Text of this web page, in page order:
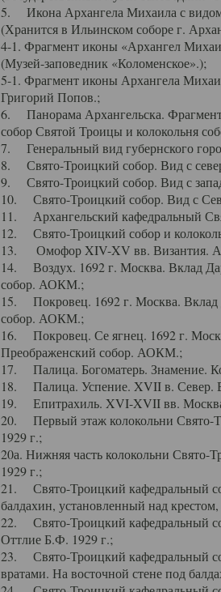
5. Икона Архангела Михаила с
(Хранится в Ильинском соборе г.
4-1. Фрагмент иконы «Архангел
(Музей-заповедник «Коломенское».);
5-1. Фрагмент иконы Архангела
Григорий Попов.;
6. Панорама Архангельска.
собор Святой Троицы и колокольня
7. Генеральный вид губернского
8. Свято-Троицкий собор. Вид с
9. Свято-Троицкий собор. Вид с
10. Свято-Троицкий собор. Вид с
11. Архангельский кафедральный
12. Свято-Троицкий собор и
13. Омофор XIV-XV вв. Византия.
14. Воздух. 1692 г. Москва. Вклад
собор. АОКМ.;
15. Покровец. 1692 г. Москва. Вклад
собор. АОКМ.;
16. Покровец. Се ягнец. 1692 г.
Преображенский собор. АОКМ.;
17. Палица. Богоматерь. Знамение.
18. Палица. Успение. XVII в. Север.
19. Епитрахиль. XVI-XVII вв.
20. Первый этаж колокольни Свято-
1929 г.;
20а. Нижняя часть колокольни Свято-
1929 г.;
21. Свято-Троицкий кафедральный
балдахин, установленный над
22. Свято-Троицкий кафедральный
Оттлие Б.Ф. 1929 г.;
23. Свято-Троицкий кафедральный
вратами. На восточной стене под